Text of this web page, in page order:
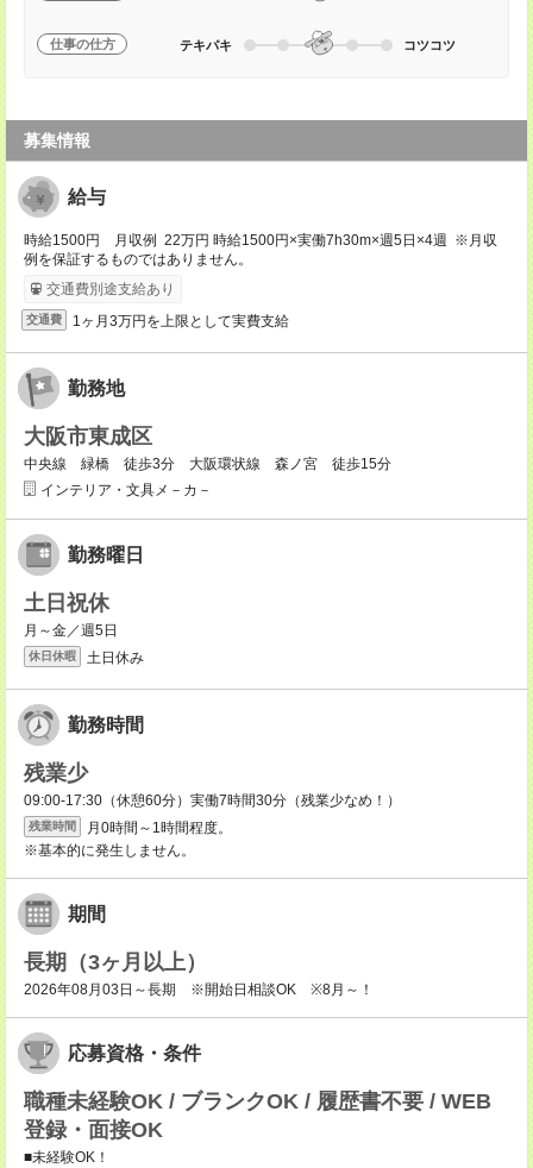
仕事の仕方 テキパキ コツコツ
募集情報
給与
時給1500円 月収例 22万円 時給1500円×実働7h30m×週5日×4週 ※月収
例を保証するものではありません。
交通費別途支給あり
交通費 1ヶ月3万円を上限として実費支給
勤務地
大阪市東成区
中央線 緑橋 徒歩3分 大阪環状線 森ノ宮 徒歩15分
インテリア・文具メ－カ－
勤務曜日
土日祝休
月～金／週5日
休日休暇 土日休み
勤務時間
残業少
09:00-17:30（休憩60分）実働7時間30分（残業少なめ！）
残業時間
月0時間～1時間程度。
※基本的に発生しません。
期間
長期（3ヶ月以上）
2026年08月03日～長期 ※開始日相談OK ※8月～！
応募資格・条件
職種未経験OK / ブランクOK / 履歴書不要 / WEB
登録・面接OK
■未経験OK！